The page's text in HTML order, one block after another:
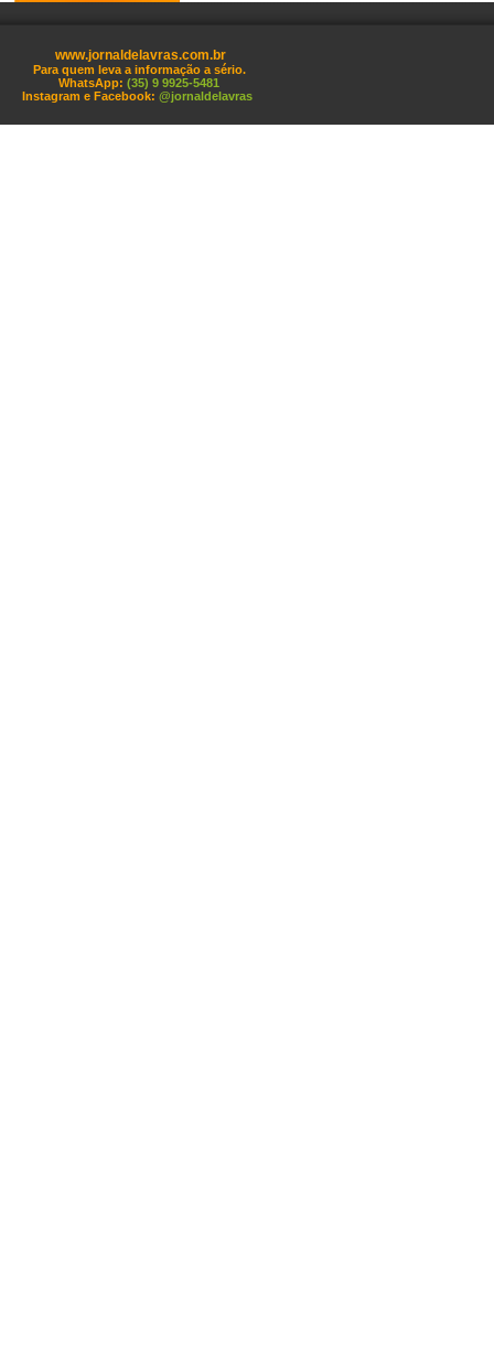
www.jornaldelavras.com.br
Para quem leva a informação a sério.
WhatsApp: (35) 9 9925-5481
Instagram e Facebook: @jornaldelavras